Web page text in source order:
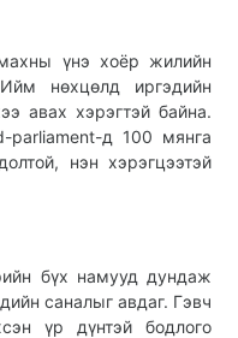
үнэ хоёр жилийн
нөхцөлд иргэдийн
авах хэрэгтэй байна.
parliament-д 100 мянга
нэн хэрэгцээтэй
бүх намууд дундаж
саналыг авдаг. Гэвч
үр дүнтэй бодлого